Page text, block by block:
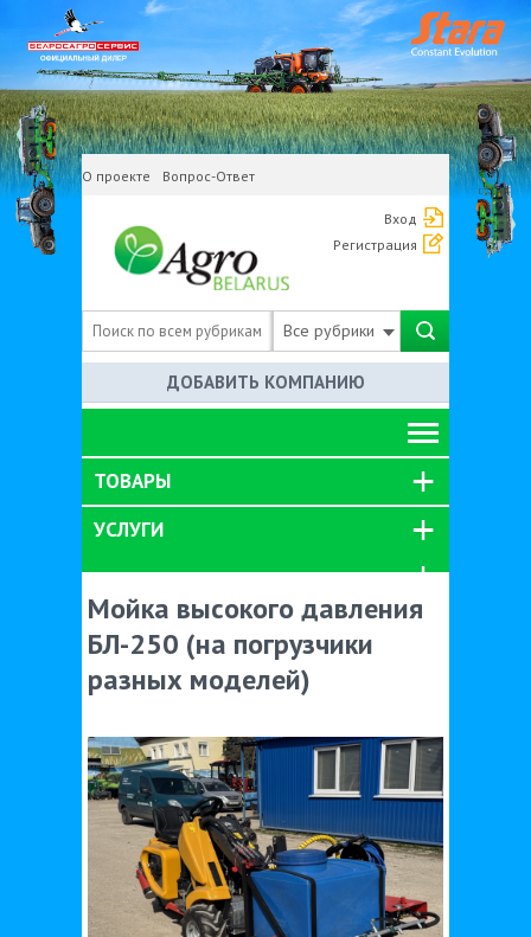
О проекте Вопрос-Ответ
Вход
Регистрация
Все рубрики
ДОБАВИТЬ КОМПАНИЮ
ТОВАРЫ
УСЛУГИ
Мойка высокого давления
БЛ-250 (на погрузчики
разных моделей)